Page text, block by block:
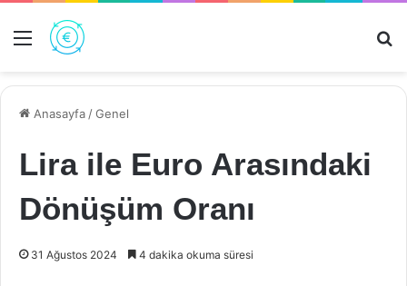
Menü
Anasayfa /Genel
Lira ile Euro Arasındaki
Dönüşüm Oranı
31 Ağustos 2024 4 dakika okuma süresi